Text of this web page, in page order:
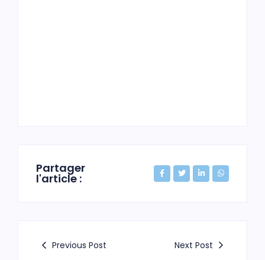
Partager
l'article :
Previous Post Next Post